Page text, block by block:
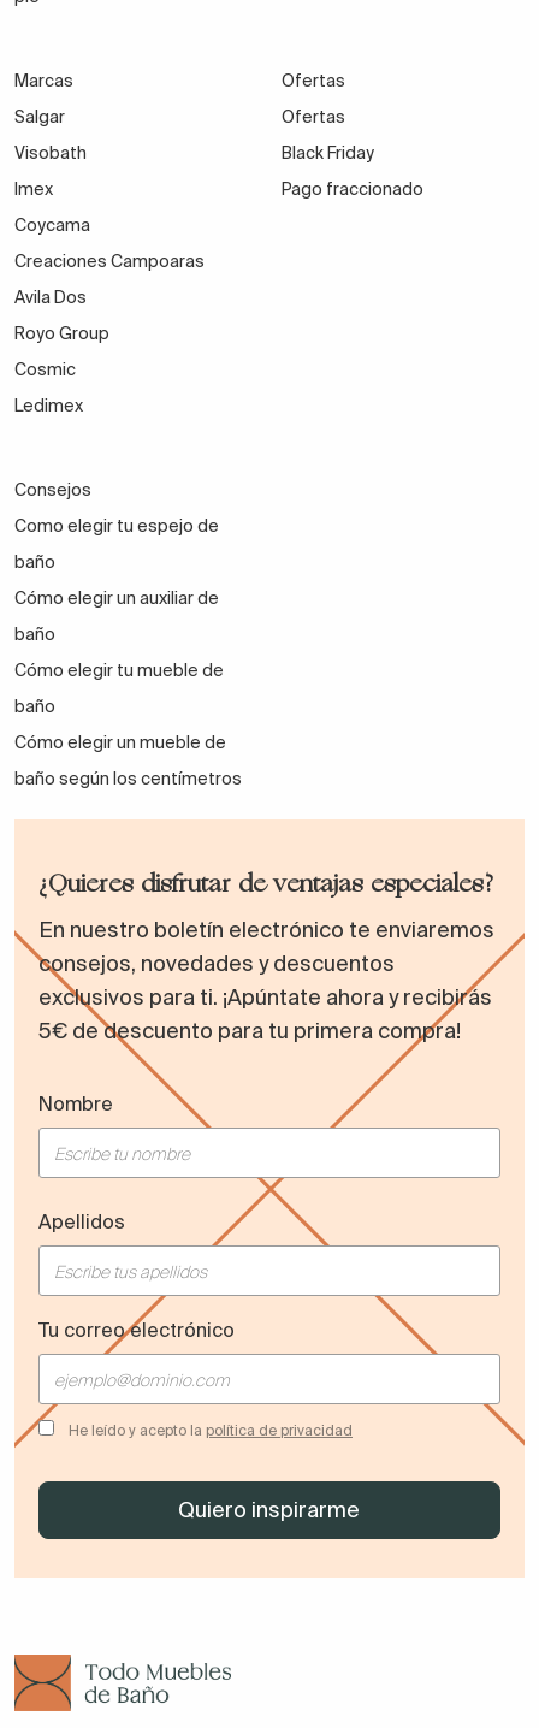
Marcas
Salgar
Visobath
Imex
Coycama
Creaciones Campoaras
Avila Dos
Royo Group
Cosmic
Ledimex
Ofertas
Ofertas
Black Friday
Pago fraccionado
Consejos
Como elegir tu espejo de
baño
Cómo elegir un auxiliar de
baño
Cómo elegir tu mueble de
baño
Cómo elegir un mueble de
baño según los centímetros
¿Quieres disfrutar de ventajas especiales?
En nuestro boletín electrónico te enviaremos
consejos, novedades y descuentos
exclusivos para ti. ¡Apúntate ahora y recibirás
5€ de descuento para tu primera compra!
Nombre
Apellidos
Tu correo electrónico
He leído y acepto la política de privacidad